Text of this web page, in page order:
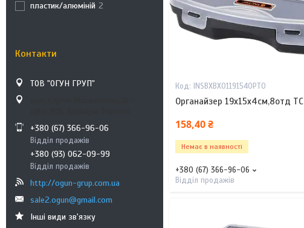
пластик/алюміній 2
Контакти
ТОВ "ОГУН ГРУП"
+380 (67) 366-96-06
Відділ продажів
+380 (93) 062-09-99
Відділ продажів
http://ogun-grup.com.ua
sale2.ogun@gmail.com
Інші види зв'язку
INSBXBX01191540PT0
Органайзер 19х15х4см,8отд TC
158,40 ₴
Немає в наявності
+380 (67) 366-96-06
Відділ продажів